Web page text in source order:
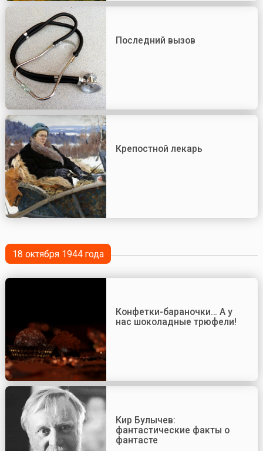
Последний вызов
Крепостной лекарь
18 октября 1944 года
Конфетки-бараночки… А у
нас шоколадные трюфели!
Кир Булычев:
фантастические факты о
фантасте